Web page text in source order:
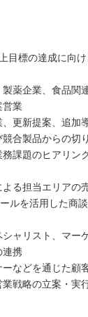
目標の達成に向
製薬企業、食品関
営業
、更新提案、追加
競合製品からの切
務課題のヒアリン
よる担当エリアの
ルを活用した商
シャリスト、マー
連携
ーなどを通じた顧
業戦略の立案・実